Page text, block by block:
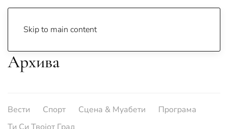
Skip to main content
Архива
Вести Спорт Сцена & Муабети
Програма